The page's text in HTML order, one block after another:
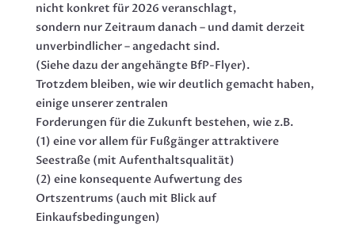
nicht konkret für 2026 veranschlagt,
sondern nur Zeitraum danach – und damit derzeit
unverbindlicher – angedacht sind.
(Siehe dazu der angehängte BfP-Flyer).
Trotzdem bleiben, wie wir deutlich gemacht haben,
einige unserer zentralen
Forderungen für die Zukunft bestehen, wie z.B.
(1) eine vor allem für Fußgänger attraktivere
Seestraße (mit Aufenthaltsqualität)
(2) eine konsequente Aufwertung des
Ortszentrums (auch mit Blick auf
Einkaufsbedingungen)